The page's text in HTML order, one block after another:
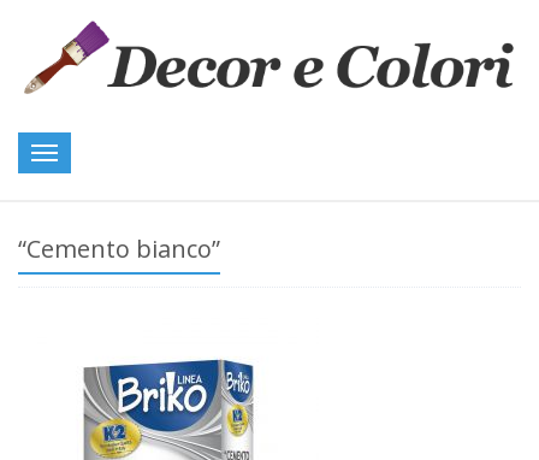
Toggle
navigation
“Cemento bianco”